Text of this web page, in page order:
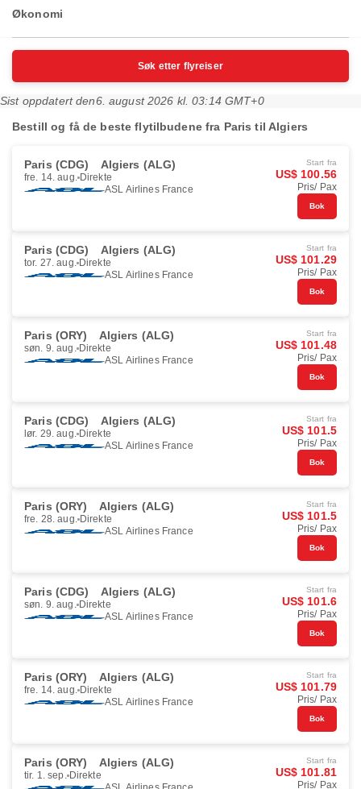
Økonomi
Søk etter flyreiser
Sist oppdatert den6. august 2026 kl. 03:14 GMT+0
Bestill og få de beste flytilbudene fra Paris til Algiers
Paris (CDG) Algiers (ALG)
fre. 14. aug. Direkte
ASL Airlines France
Start fra
US$ 100.56
Pris/ Pax
Bok
Paris (CDG) Algiers (ALG)
tor. 27. aug. Direkte
ASL Airlines France
Start fra
US$ 101.29
Pris/ Pax
Bok
Paris (ORY) Algiers (ALG)
søn. 9. aug. Direkte
ASL Airlines France
Start fra
US$ 101.48
Pris/ Pax
Bok
Paris (CDG) Algiers (ALG)
lør. 29. aug. Direkte
ASL Airlines France
Start fra
US$ 101.5
Pris/ Pax
Bok
Paris (ORY) Algiers (ALG)
fre. 28. aug. Direkte
ASL Airlines France
Start fra
US$ 101.5
Pris/ Pax
Bok
Paris (CDG) Algiers (ALG)
søn. 9. aug. Direkte
ASL Airlines France
Start fra
US$ 101.6
Pris/ Pax
Bok
Paris (ORY) Algiers (ALG)
fre. 14. aug. Direkte
ASL Airlines France
Start fra
US$ 101.79
Pris/ Pax
Bok
Paris (ORY) Algiers (ALG)
tir. 1. sep. Direkte
Start fra
US$ 101.81
Pris/ Pax